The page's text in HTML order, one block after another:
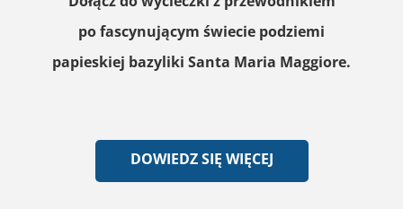
po fascynującym świecie podziemi
papieskiej bazyliki Santa Maria Maggiore.
DOWIEDZ SIĘ WIĘCEJ